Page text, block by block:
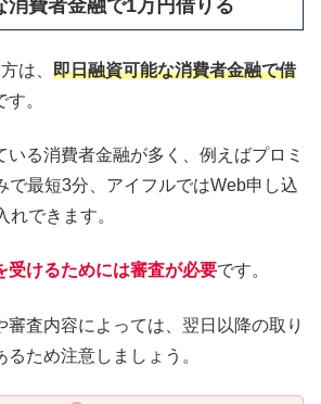
消費者金融で1万円借りる
は、 即日融資可能な消費者金融で借
す。
いる消費者金融が多く、例えばプロミ
で最短3分、アイフルではWeb申し込
れできます。
受けるためには審査が必要です。
審査内容によっては、翌日以降の取り
ため注意しましょう。